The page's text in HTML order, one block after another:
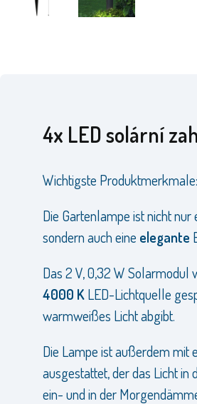
4x LED solární
Wichtigste Produktmerkmale:
Die Gartenlampe ist nicht
sondern auch eine elegante
Das 2 V, 0,32 W Solarmodul
4000 KLED-Lichtquelle
warmweißes Licht abgibt.
Die Lampe ist außerdem mit
ausgestattet, der das Licht
ein- und in der